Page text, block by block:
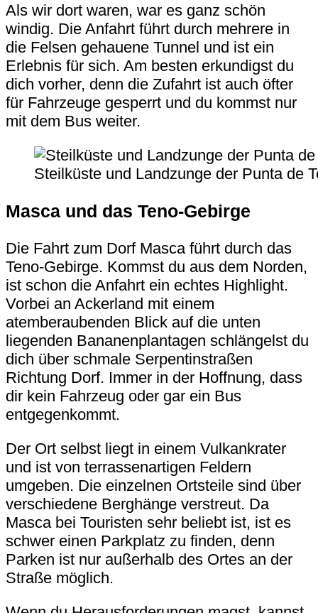
Als wir dort waren, war es ganz schön
windig. Die Anfahrt führt durch mehrere in
die Felsen gehauene Tunnel und ist ein
Erlebnis für sich. Am besten erkundigst du
dich vorher, denn die Zufahrt ist auch öfter
für Fahrzeuge gesperrt und du kommst nur
mit dem Bus weiter.
Steilküste und Landzunge der Punta de
Masca und das Teno-Gebirge
Die Fahrt zum Dorf Masca führt durch das
Teno-Gebirge. Kommst du aus dem Norden,
ist schon die Anfahrt ein echtes Highlight.
Vorbei an Ackerland mit einem
atemberaubenden Blick auf die unten
liegenden Bananenplantagen schlängelst du
dich über schmale Serpentinstraßen
Richtung Dorf. Immer in der Hoffnung, dass
dir kein Fahrzeug oder gar ein Bus
entgegenkommt.
Der Ort selbst liegt in einem Vulkankrater
und ist von terrassenartigen Feldern
umgeben. Die einzelnen Ortsteile sind über
verschiedene Berghänge verstreut. Da
Masca bei Touristen sehr beliebt ist, ist es
schwer einen Parkplatz zu finden, denn
Parken ist nur außerhalb des Ortes an der
Straße möglich.